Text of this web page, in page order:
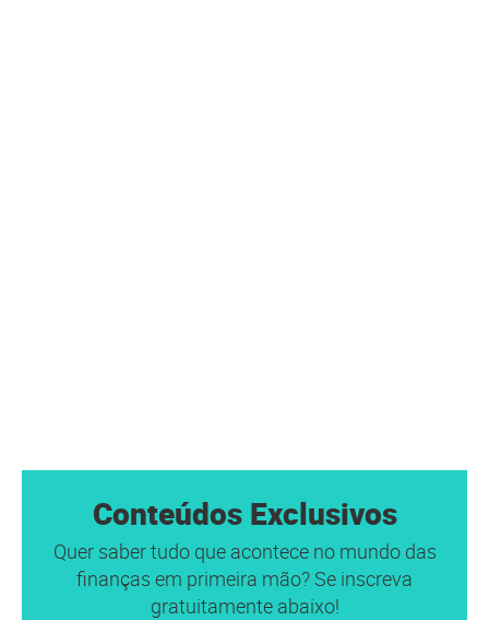
Conteúdos Exclusivos
Quer saber tudo que acontece no mundo das
finanças em primeira mão? Se inscreva
gratuitamente abaixo!